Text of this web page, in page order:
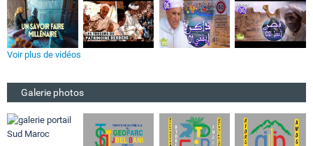
Voir plus de vidéos
Galerie photos